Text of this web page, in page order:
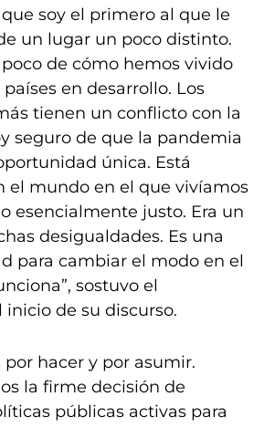
soy el primero al que le
un lugar un poco distinto.
de cómo hemos vivido
en desarrollo. Los
tienen un conflicto con la
seguro de que la pandemia
única. Está
el mundo en el que vivíamos
esencialmente justo. Era un
desigualdades. Es una
para cambiar el modo en el
sostuvo el
inicio de su discurso.
por hacer y por asumir.
la firme decisión de
públicas activas para